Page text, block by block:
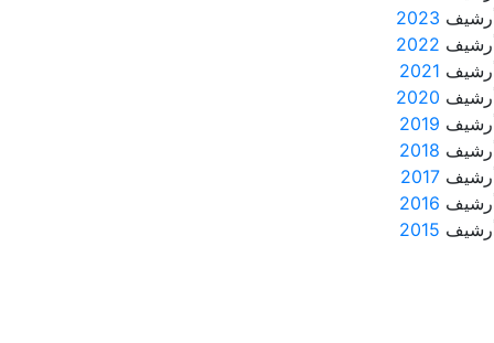
2023
2022
2021
2020
2019
2018
2017
2016
2015